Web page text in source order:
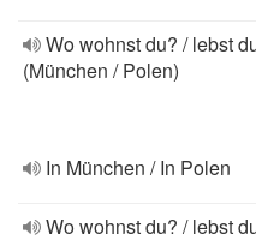
Wo wohnst du? / lebst
(München / Polen)
In München / In Polen
Wo wohnst du? / lebst